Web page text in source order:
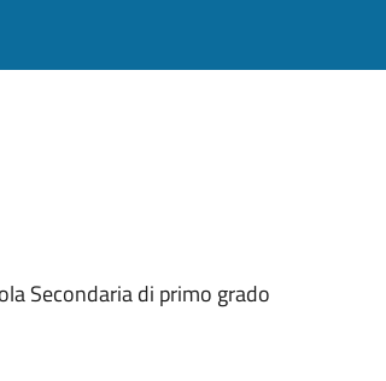
Secondaria di primo grado